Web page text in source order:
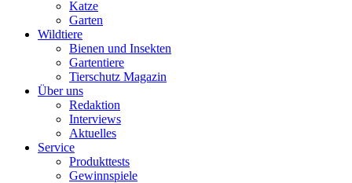
Katze
Garten
Wildtiere
Bienen und Insekten
Gartentiere
Tierschutz Magazin
Über uns
Redaktion
Interviews
Aktuelles
Service
Produkttests
Gewinnspiele